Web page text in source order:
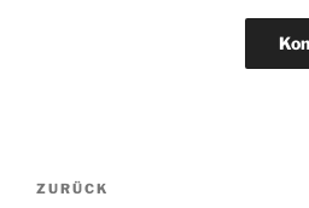
Beitragsnavigation
Vorheriger
ZURÜCK